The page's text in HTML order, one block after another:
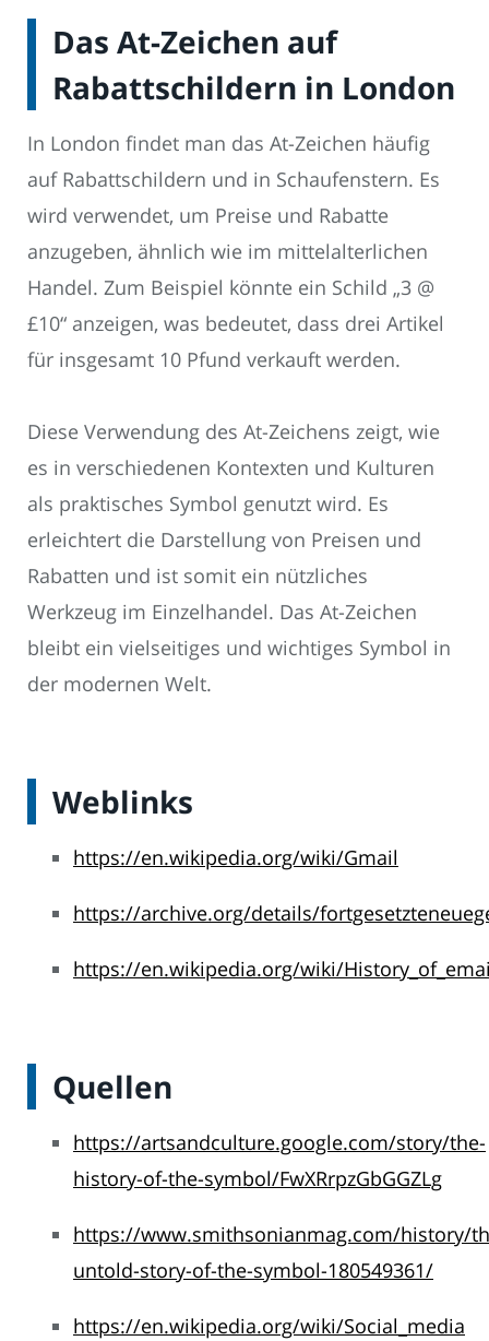
Das At-Zeichen auf
Rabattschildern in London
In London findet man das At-Zeichen häufig
auf Rabattschildern und in Schaufenstern. Es
wird verwendet, um Preise und Rabatte
anzugeben, ähnlich wie im mittelalterlichen
Handel. Zum Beispiel könnte ein Schild „3 @
£10“ anzeigen, was bedeutet, dass drei Artikel
für insgesamt 10 Pfund verkauft werden.
Diese Verwendung des At-Zeichens zeigt, wie
es in verschiedenen Kontexten und Kulturen
als praktisches Symbol genutzt wird. Es
erleichtert die Darstellung von Preisen und
Rabatten und ist somit ein nützliches
Werkzeug im Einzelhandel. Das At-Zeichen
bleibt ein vielseitiges und wichtiges Symbol in
der modernen Welt.
Weblinks
https://en.wikipedia.org/wiki/Gmail
https://archive.org/details/
https://en.wikipedia.org/wiki/
Quellen
https://artsandculture.google.com/story/the-
history-of-the-symbol/FwXRrpzGbGGZLg
https://www.smithsonianmag.com/history/
untold-story-of-the-symbol-180549361/
https://en.wikipedia.org/wiki/Social_media